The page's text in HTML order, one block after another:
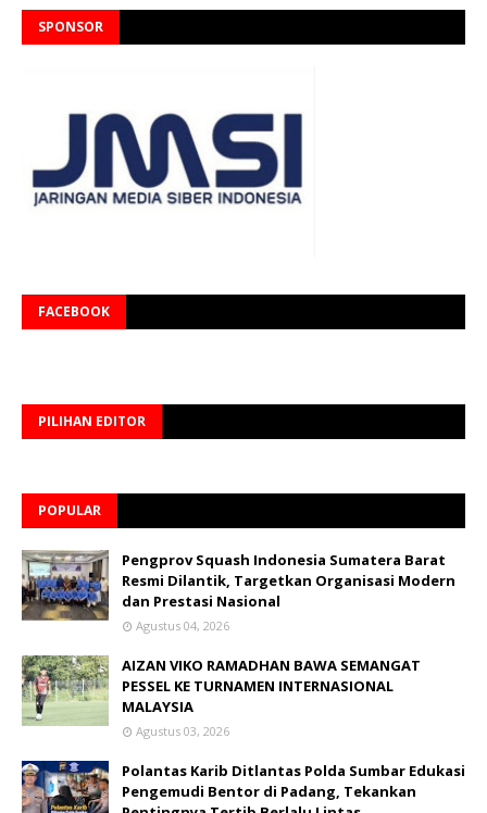
SPONSOR
FACEBOOK
PILIHAN EDITOR
POPULAR
Pengprov Squash Indonesia Sumatera Barat
Resmi Dilantik, Targetkan Organisasi Modern
dan Prestasi Nasional
Agustus 04, 2026
AIZAN VIKO RAMADHAN BAWA SEMANGAT
PESSEL KE TURNAMEN INTERNASIONAL
MALAYSIA
Agustus 03, 2026
Polantas Karib Ditlantas Polda Sumbar Edukasi
Pengemudi Bentor di Padang, Tekankan